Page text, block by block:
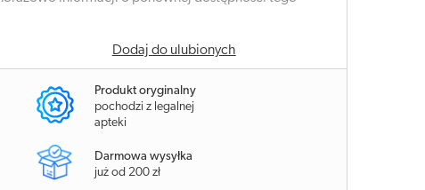
Dodaj do ulubionych
Produkt oryginalny
pochodzi z legalnej
apteki
Darmowa wysyłka
już od 200 zł